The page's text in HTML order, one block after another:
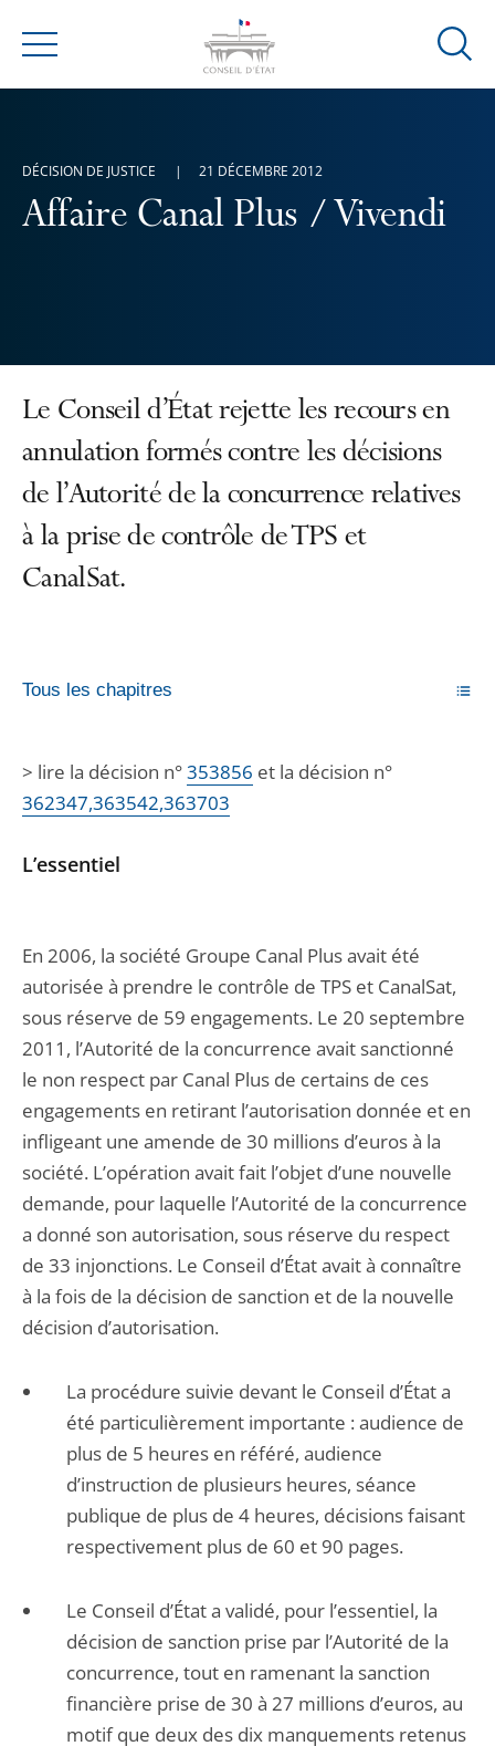
Menu
Ouvrir
Affaire Canal Plus / Vivendi
DÉCISION DE JUSTICE 21 DÉCEMBRE 2012
Le Conseil d’État rejette les recours en
annulation formés contre les décisions
de l’Autorité de la concurrence relatives
à la prise de contrôle de TPS et
CanalSat.
Tous les chapitres
> lire la décision n°353856 et la décision n°
362347,363542,363703
L’essentiel
En 2006, la société Groupe Canal Plus avait été
autorisée à prendre le contrôle de TPS et CanalSat,
sous réserve de 59 engagements. Le 20 septembre
2011, l’Autorité de la concurrence avait sanctionné
le non respect par Canal Plus de certains de ces
engagements en retirant l’autorisation donnée et en
infligeant une amende de 30 millions d’euros à la
société. L’opération avait fait l’objet d’une nouvelle
demande, pour laquelle l’Autorité de la concurrence
a donné son autorisation, sous réserve du respect
de 33 injonctions. Le Conseil d’État avait à connaître
à la fois de la décision de sanction et de la nouvelle
décision d’autorisation.
La procédure suivie devant le Conseil d’État a
été particulièrement importante : audience de
plus de 5 heures en référé, audience
d’instruction de plusieurs heures, séance
publique de plus de 4 heures, décisions faisant
respectivement plus de 60 et 90 pages.
Le Conseil d’État a validé, pour l’essentiel, la
décision de sanction prise par l’Autorité de la
concurrence, tout en ramenant la sanction
financière prise de 30 à 27 millions d’euros, au
motif que deux des dix manquements retenus